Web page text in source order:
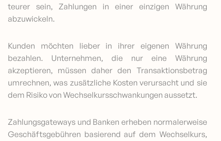
teurer sein, Zahlungen in einer einzigen Währung
abzuwickeln.
Kunden möchten lieber in ihrer eigenen Währung
bezahlen. Unternehmen, die nur eine Währung
akzeptieren, müssen daher den Transaktionsbetrag
umrechnen, was zusätzliche Kosten verursacht und sie
dem Risiko von Wechselkursschwankungen aussetzt.
Zahlungsgateways und Banken erheben normalerweise
Geschäftsgebühren basierend auf dem Wechselkurs,